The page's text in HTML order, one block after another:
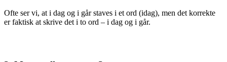
Ofte ser vi, at i dag og i går staves i et ord (idag), men det korrekte
er faktisk at skrive det i to ord – i dag og i går.